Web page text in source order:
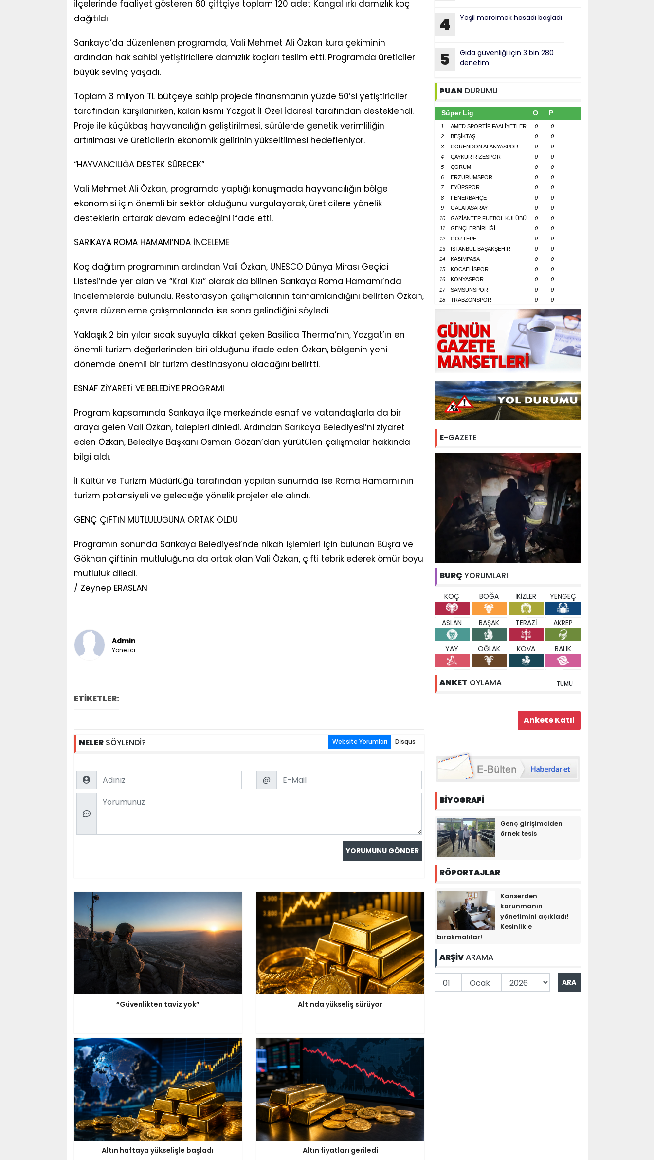
ilçelerinde faaliyet gösteren 60 çiftçiye toplam 120 adet Kangal ırkı damızlık koç
dağıtıldı.
Sarıkaya’da düzenlenen programda, Vali Mehmet Ali Özkan kura çekiminin
ardından hak sahibi yetiştiricilere damızlık koçları teslim etti. Programda üreticiler
büyük sevinç yaşadı.
Toplam 3 milyon TL bütçeye sahip projede finansmanın yüzde 50’si yetiştiriciler
tarafından karşılanırken, kalan kısmı Yozgat İl Özel İdaresi tarafından desteklendi.
Proje ile küçükbaş hayvancılığın geliştirilmesi, sürülerde genetik verimliliğin
artırılması ve üreticilerin ekonomik gelirinin yükseltilmesi hedefleniyor.
“HAYVANCILIĞA DESTEK SÜRECEK”
Vali Mehmet Ali Özkan, programda yaptığı konuşmada hayvancılığın bölge
ekonomisi için önemli bir sektör olduğunu vurgulayarak, üreticilere yönelik
desteklerin artarak devam edeceğini ifade etti.
SARIKAYA ROMA HAMAMI’NDA İNCELEME
Koç dağıtım programının ardından Vali Özkan, UNESCO Dünya Mirası Geçici
Listesi’nde yer alan ve “Kral Kızı” olarak da bilinen Sarıkaya Roma Hamamı’nda
incelemelerde bulundu. Restorasyon çalışmalarının tamamlandığını belirten Özkan,
çevre düzenleme çalışmalarında ise sona gelindiğini söyledi.
Yaklaşık 2 bin yıldır sıcak suyuyla dikkat çeken Basilica Therma’nın, Yozgat’ın en
önemli turizm değerlerinden biri olduğunu ifade eden Özkan, bölgenin yeni
dönemde önemli bir turizm destinasyonu olacağını belirtti.
ESNAF ZİYARETİ VE BELEDİYE PROGRAMI
Program kapsamında Sarıkaya ilçe merkezinde esnaf ve vatandaşlarla da bir
araya gelen Vali Özkan, talepleri dinledi. Ardından Sarıkaya Belediyesi’ni ziyaret
eden Özkan, Belediye Başkanı Osman Gözan’dan yürütülen çalışmalar hakkında
bilgi aldı.
İl Kültür ve Turizm Müdürlüğü tarafından yapılan sunumda ise Roma Hamamı’nın
turizm potansiyeli ve geleceğe yönelik projeler ele alındı.
GENÇ ÇİFTİN MUTLULUĞUNA ORTAK OLDU
Programın sonunda Sarıkaya Belediyesi’nde nikah işlemleri için bulunan Büşra ve
Gökhan çiftinin mutluluğuna da ortak olan Vali Özkan, çifti tebrik ederek ömür boyu
mutluluk diledi.
/ Zeynep ERASLAN
Admin
Yönetici
ETİKETLER:
NELERSÖYLENDİ? Website Yorumları Disqus
Name Email
@
Comment
“Güvenlikten taviz yok” Altında yükseliş sürüyor
Altın haftaya yükselişle başladı Altın fiyatları geriledi
4 Yeşil mercimek hasadı başladı
5
Gıda güvenliği için 3 bin 280
denetim
PUAN DURUMU
Süper Lig O P
1 AMED SPORTİF FAALİYETLER 0
0
2
BEŞİKTAŞ 0
0
3
CORENDON ALANYASPOR 0
0
4
ÇAYKUR RİZESPOR 0
0
5
ÇORUM 0
0
6
ERZURUMSPOR 0
0
7
EYÜPSPOR 0
0
8
FENERBAHÇE 0
0
9
GALATASARAY 0
0
10
GAZİANTEP FUTBOL KULÜBÜ 0
0
11
GENÇLERBİRLİĞİ 0
0
12
GÖZTEPE 0
0
13
İSTANBUL BAŞAKŞEHİR 0
0
14
KASIMPAŞA 0
0
15
KOCAELİSPOR 0
0
16
KONYASPOR 0
0
17
SAMSUNSPOR 0
0
18
TRABZONSPOR 0 0
E-GAZETE
BURÇ YORUMLARI
KOÇ BOĞA İKİZLER YENGEÇ
ASLAN BAŞAK TERAZİ AKREP
YAY OĞLAK KOVA BALIK
ANKET OYLAMA TÜMÜ
BİYOGRAFİ
Genç girişimciden
örnek tesis
RÖPORTAJLAR
Kanserden
korunmanın
yönetimini açıkladı!
Kesinlikle
bırakmalılar!
ARŞİVARAMA